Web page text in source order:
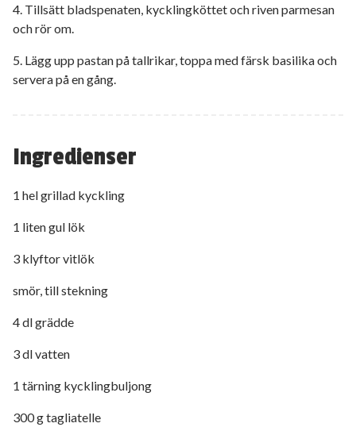
Ingredienser
1 hel grillad kyckling
1 liten gul lök
3 klyftor vitlök
smör, till stekning
4 dl grädde
3 dl vatten
1 tärning kycklingbuljong
300 g tagliatelle
4. Tillsätt bladspenaten, kycklingköttet och riven parmesan
och rör om.
5. Lägg upp pastan på tallrikar, toppa med färsk basilika och
servera på en gång.